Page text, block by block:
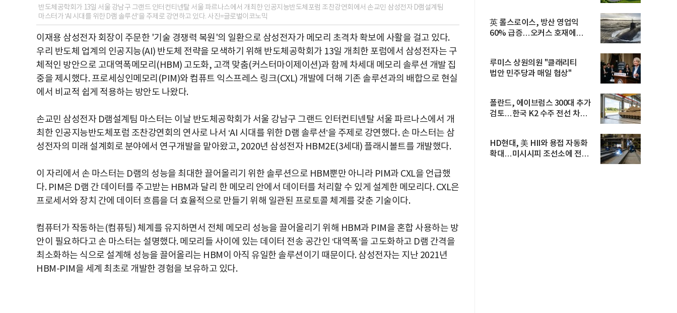
반도체공학회가 13일 서울 강남구 그랜드 인터컨티넨탈 서울 파르나스에서 개최한 인공지능반도체포럼 조찬강연회에서 손교민 삼성전자 D램설계팀
마스터가 ‘AI 시대를 위한 D램 솔루션’을 주제로 강연하고 있다. 사진=글로벌이코노믹
이재용 삼성전자 회장이 주문한 '기술 경쟁력 복원'의 일환으로 삼성전자가 메모리 초격차 확보에 사활을 걸고 있다.
우리 반도체 업계의 인공지능(AI) 반도체 전략을 모색하기 위해 반도체공학회가 13일 개최한 포럼에서 삼성전자는 구
체적인 방안으로 고대역폭메모리(HBM) 고도화, 고객 맞춤(커스터마이제이션)과 함께 차세대 메모리 솔루션 개발 집
중을 제시했다. 프로세싱인메모리(PIM)와 컴퓨트 익스프레스 링크(CXL) 개발에 더해 기존 솔루션과의 배합으로 현실
에서 비교적 쉽게 적용하는 방안도 나왔다.
손교민 삼성전자 D램설계팀 마스터는 이날 반도체공학회가 서울 강남구 그랜드 인터컨티넨탈 서울 파르나스에서 개
최한 인공지능반도체포럼 조찬강연회의 연사로 나서 ‘AI 시대를 위한 D램 솔루션’을 주제로 강연했다. 손 마스터는 삼
성전자의 미래 설계회로 분야에서 연구개발을 맡아왔고, 2020년 삼성전자 HBM2E(3세대) 플래시볼트를 개발했다.
이 자리에서 손 마스터는 D램의 성능을 최대한 끌어올리기 위한 솔루션으로 HBM뿐만 아니라 PIM과 CXL을 언급했
다. PIM은 D램 간 데이터를 주고받는 HBM과 달리 한 메모리 안에서 데이터를 처리할 수 있게 설계한 메모리다. CXL은
프로세서와 장치 간에 데이터 흐름을 더 효율적으로 만들기 위해 일관된 프로토콜 체계를 갖춘 기술이다.
컴퓨터가 작동하는(컴퓨팅) 체계를 유지하면서 전체 메모리 성능을 끌어올리기 위해 HBM과 PIM을 혼합 사용하는 방
안이 필요하다고 손 마스터는 설명했다. 메모리들 사이에 있는 데이터 전송 공간인 ‘대역폭’을 고도화하고 D램 간격을
최소화하는 식으로 설계해 성능을 끌어올리는 HBM이 아직 유일한 솔루션이기 때문이다. 삼성전자는 지난 2021년
HBM-PIM을 세계 최초로 개발한 경험을 보유하고 있다.
英 롤스로이스, 방산 영업익
60% 급증…오커스 호재에
루미스 상원의원 "클래리티
법안 민주당과 매일 협상"
폴란드, 에이브럼스 300대 추가
검토…한국 K2 수주 전선 차질
HD현대, 美 HII와 용접 자동화
확대…미시시피 조선소에 전격